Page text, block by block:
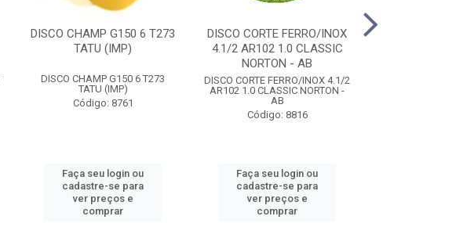
DISCO CHAMP G150 6 T273
TATU (IMP)
DISCO CHAMP G150 6 T273
TATU (IMP)
Código: 8761
Faça seu login ou
cadastre-se para
ver preços e
comprar
DISCO CORTE FERRO/INOX
4.1/2 AR102 1.0 CLASSIC
NORTON - AB
DISCO CORTE FERRO/INOX 4.1/2
AR102 1.0 CLASSIC NORTON -
AB
Código: 8816
Faça seu login ou
cadastre-se para
ver preços e
comprar